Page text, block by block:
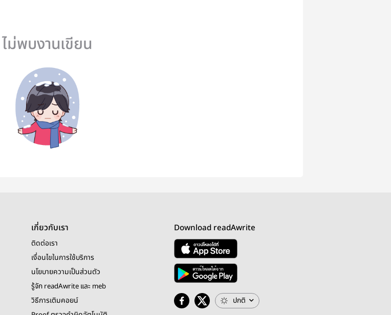
ไม่พบงานเขียน
เกี่ยวกับเรา
ติดต่อเรา
เงื่อนไขในการใช้บริการ
นโยบายความเป็นส่วนตัว
รู้จัก readAwrite และ meb
วิธีการเติมคอยน์
Download readAwrite
ปกติ